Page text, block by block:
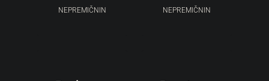
NEPREMIČNIN
NEPREMIČNIN